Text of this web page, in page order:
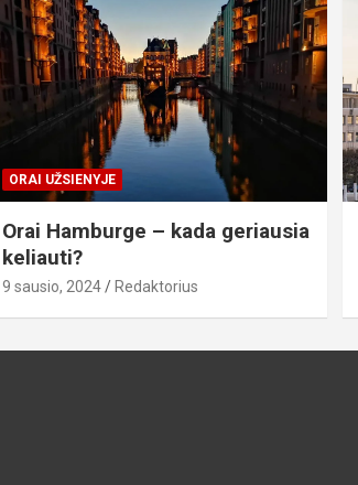
ORAI UŽSIENYJE
Orai Hamburge – kada geriausia
keliauti?
9 sausio, 2024 Redaktorius